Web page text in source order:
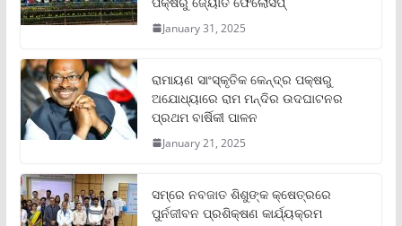
January 31, 2025
ରାମାୟଣ ସାଂସ୍କୃତିକ କେନ୍ଦ୍ର ପକ୍ଷରୁ
ଅଯୋଧ୍ୟାରେ ରାମ ମନ୍ଦିର ଉଦଘାଟନର
ପ୍ରଥମ ବାର୍ଷିକୀ ପାଳନ
January 21, 2025
ସମ୍‌ରେ ନବଜାତ ଶିଶୁଙ୍କ କ୍ଷେତ୍ରରେ
ପୁର୍ନଜୀବନ ପ୍ରଶିକ୍ଷଣ କାର୍ଯ୍ୟକ୍ରମ